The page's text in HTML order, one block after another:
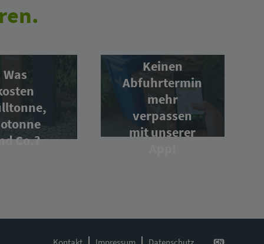
Was
Co.?
Keinen
Abfuhrtermin
mehr
verpassen
mit unserer